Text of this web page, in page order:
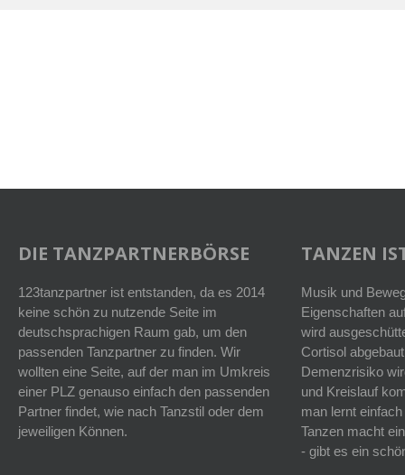
DIE TANZPARTNERBÖRSE
123tanzpartner ist entstanden, da es 2014
keine schön zu nutzende Seite im
deutschsprachigen Raum gab, um den
passenden Tanzpartner zu finden. Wir
wollten eine Seite, auf der man im Umkreis
einer PLZ genauso einfach den passenden
Partner findet, wie nach Tanzstil oder dem
jeweiligen Können.
TANZEN
Musik und
Eigenschaften
wird
Cortisol
Demenzrisiko
und Kreislauf
man lernt
Tanzen macht
- gibt es ein